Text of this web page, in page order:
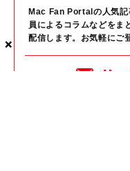
×
×
×
Mac Fan Portalの人気記
員によるコラムなどをま
配信します。お気軽にご
Mac